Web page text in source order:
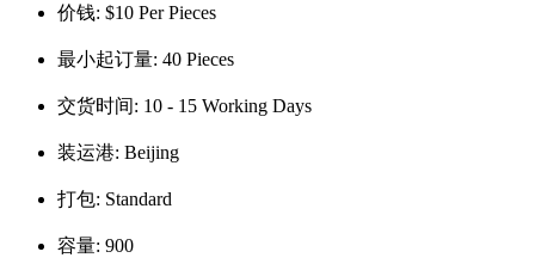
价钱: $10 Per Pieces
最小起订量: 40 Pieces
交货时间: 10 - 15 Working Days
装运港: Beijing
打包: Standard
容量: 900